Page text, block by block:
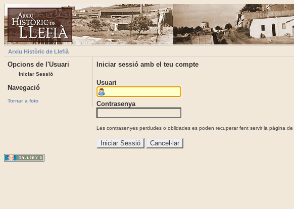
Arxiu Històric de Llefià
Opcions de l'Usuari
Iniciar Sessió
Navegació
Tornar a foto
Iniciar sessió amb el teu compte
Usuari
Contrasenya
Les contrasenyes perdudes o oblidades es poden recuperar fent servir la pàgina de